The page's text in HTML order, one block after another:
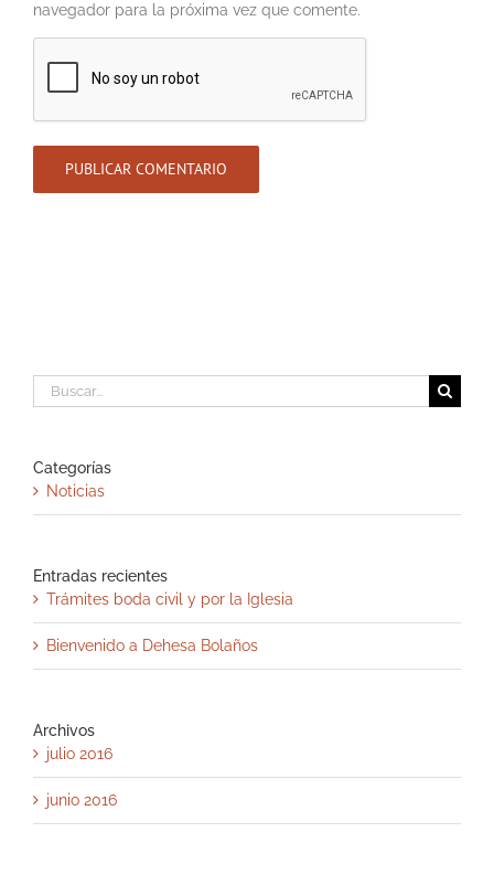
navegador para la próxima vez que comente.
Buscar:
Categorías
Noticias
Entradas recientes
Trámites boda civil y por la Iglesia
Bienvenido a Dehesa Bolaños
Archivos
julio 2016
junio 2016